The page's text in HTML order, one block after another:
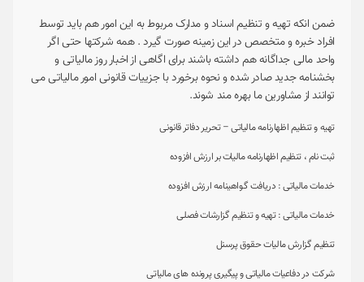
ضمن انکه تهیه و تنظیم اسناد و مدارک مربوط به این امور هم باید توسط
افراد خبره و متخصص در این زمینه صورت گیرد . همه شرکتها حتی اگر
واحد مالی جداگانه هم داشته باشند برای اگاهی از اخبار روز مالیاتی و
بخشنامه جدید صادر شده و نحوه برخورد با جزییات قانونی امور مالیاتی می
توانند از مشاورین ما بهره مند شوند.
تهیه و تنظیم اظهارنامه مالیاتی – تحریر دفاتر قانونی
ثبت نام ، تنظیم اظهارنامه مالیات بر ارزش افزوده
خدمات مالیاتی : دریافت گواهینامه ارزش افزوده
خدمات مالیاتی : تهیه و تنظیم گزارشات فصلی
تنظیم گزارش مالیات حقوق پرسنل
شرکت در دفاعیات مالیاتی و پیگیری پرونده های مالیاتی